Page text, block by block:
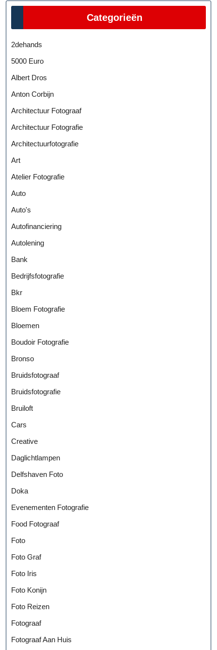
Categorieën
2dehands
5000 Euro
Albert Dros
Anton Corbijn
Architectuur Fotograaf
Architectuur Fotografie
Architectuurfotografie
Art
Atelier Fotografie
Auto
Auto's
Autofinanciering
Autolening
Bank
Bedrijfsfotografie
Bkr
Bloem Fotografie
Bloemen
Boudoir Fotografie
Bronso
Bruidsfotograaf
Bruidsfotografie
Bruiloft
Cars
Creative
Daglichtlampen
Delfshaven Foto
Doka
Evenementen Fotografie
Food Fotograaf
Foto
Foto Graf
Foto Iris
Foto Konijn
Foto Reizen
Fotograaf
Fotograaf Aan Huis